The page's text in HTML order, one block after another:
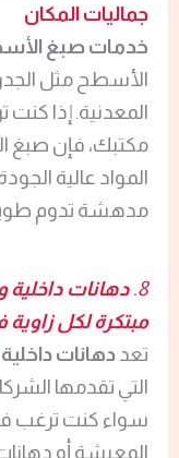
جماليات المكان
خدمات صبغ
الأسطح مثل
المعدنية. إذا
مكتبك، فإن صبغ
المواد عالية
مدهشة تدوم
8. دهانات داخلية
مبتكرة لكل
تعددهانات
التي تقدمها
سواء كنت ترغب
المعيشة أو